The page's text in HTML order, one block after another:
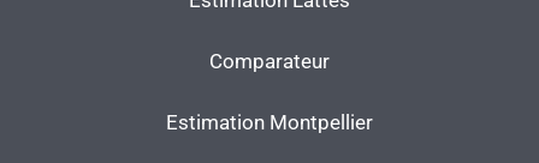
Comparateur
Estimation Montpellier